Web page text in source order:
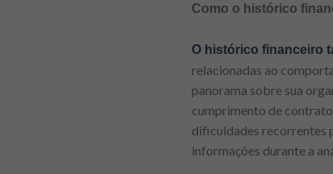
Como o histórico
O histórico financeiro
relacionadas ao
panorama sobre sua
cumprimento de
dificuldades recorrentes
informações durante a